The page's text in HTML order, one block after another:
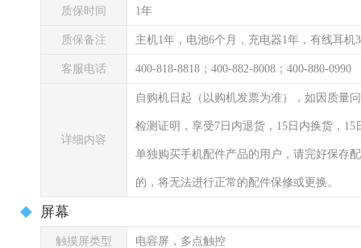
质保时间 1年
质保备注 主机1年，电池6个月，充电器1年，有线耳机
客服电话 400-818-8818；400-882-8008；400-880-0990
详细内容
自购机日起（以购机发票为准），如因质量
检测证明，享受7日内退货，15日内换货，
单独购买手机配件产品的用户，请完好保存
的，将无法进行正常的配件保修或更换。
屏幕
触摸屏类型 电容屏，多点触控